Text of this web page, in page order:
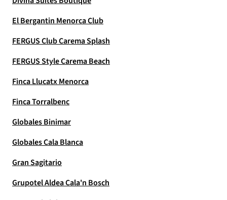
El Bergantin Menorca Club
FERGUS Club Carema Splash
FERGUS Style Carema Beach
Finca Llucatx Menorca
Finca Torralbenc
Globales Binimar
Globales Cala Blanca
Gran Sagitario
Grupotel Aldea Cala'n Bosch